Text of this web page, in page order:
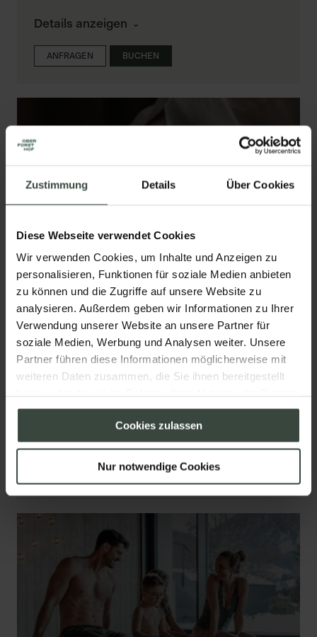
Zustimmung Details Über Cookies
Diese Webseite verwendet Cookies
Wir verwenden Cookies, um Inhalte und Anzeigen zu
personalisieren, Funktionen für soziale Medien anbieten
zu können und die Zugriffe auf unsere Website zu
analysieren. Außerdem geben wir Informationen zu Ihrer
Verwendung unserer Website an unsere Partner für
soziale Medien, Werbung und Analysen weiter. Unsere
Partner führen diese Informationen möglicherweise mit
weiteren Daten zusammen, die Sie ihnen bereitgestellt
gesammelt haben.
Cookies zulassen
Nur notwendige Cookies
Details anzeigen
ANFRAGEN BUCHEN
14.05. - 01.12.2026 // 06.01. - 30.01.2027 // 01.03. -
05.04.2027
Babymoon
€420,–
Details anzeigen
BUCHEN